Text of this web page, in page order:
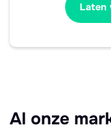
Laten
Al onze